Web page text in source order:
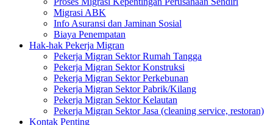
Migrasi ABK
Info Asuransi dan Jaminan Sosial
Biaya Penempatan
Hak-hak Pekerja Migran
Pekerja Migran Sektor Rumah Tangga
Pekerja Migran Sektor Konstruksi
Pekerja Migran Sektor Perkebunan
Pekerja Migran Sektor Pabrik/Kilang
Pekerja Migran Sektor Kelautan
Pekerja Migran Sektor Jasa (cleaning service, restoran)
Kontak Penting